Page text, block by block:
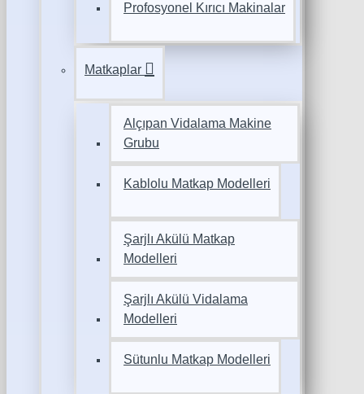
Profosyonel Kırıcı Makinalar
Matkaplar
Alçıpan Vidalama Makine
Grubu
Kablolu Matkap Modelleri
Şarjlı Akülü Matkap
Modelleri
Şarjlı Akülü Vidalama
Modelleri
Sütunlu Matkap Modelleri